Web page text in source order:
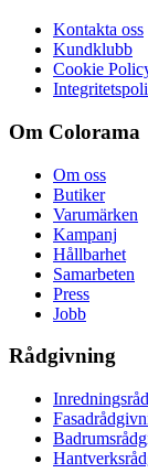
Kontakta oss
Kundklubb
Cookie
Om Colorama
Om oss
Butiker
Varumärken
Kampanj
Hållbarhet
Samarbeten
Press
Jobb
Rådgivning